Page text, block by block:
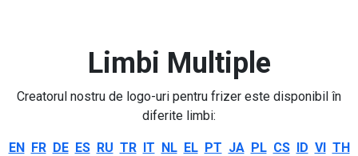
Limbi Multiple
Creatorul nostru de logo-uri pentru frizer este disponibil în
diferite limbi:
EN FR DE ES RU TR IT NL EL PT JA PL CS ID VI TH